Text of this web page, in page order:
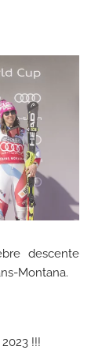
descente
Montana.
!!!